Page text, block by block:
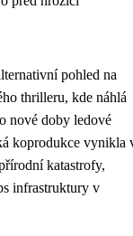
pohled na
thrilleru, kde náhlá
nové doby ledové
koprodukce vynikla
katastrofy,
infrastruktury v